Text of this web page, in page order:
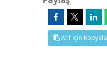
Atıf İçin Kopyala